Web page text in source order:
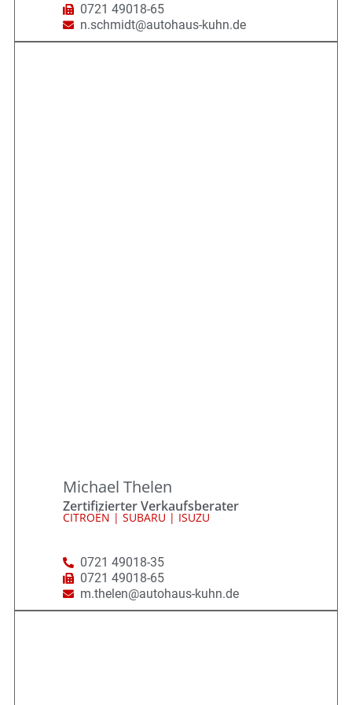
0721 49018-65
n.schmidt@autohaus-kuhn.de
Michael Thelen
Zertifizierter Verkaufsberater
CITROËN | SUBARU | ISUZU
0721 49018-35
0721 49018-65
m.thelen@autohaus-kuhn.de